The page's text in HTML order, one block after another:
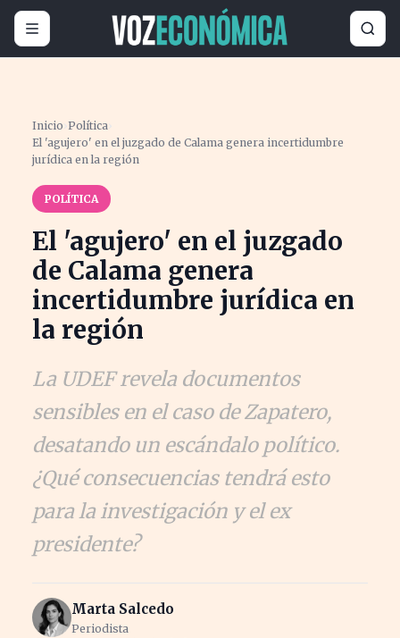
Inicio ›Política›
El 'agujero' en el juzgado de Calama genera incertidumbre
jurídica en la región
POLÍTICA
El 'agujero' en el juzgado
de Calama genera
incertidumbre jurídica en
la región
La UDEF revela documentos
sensibles en el caso de Zapatero,
desatando un escándalo político.
¿Qué consecuencias tendrá esto
para la investigación y el ex
presidente?
Marta Salcedo
Periodista